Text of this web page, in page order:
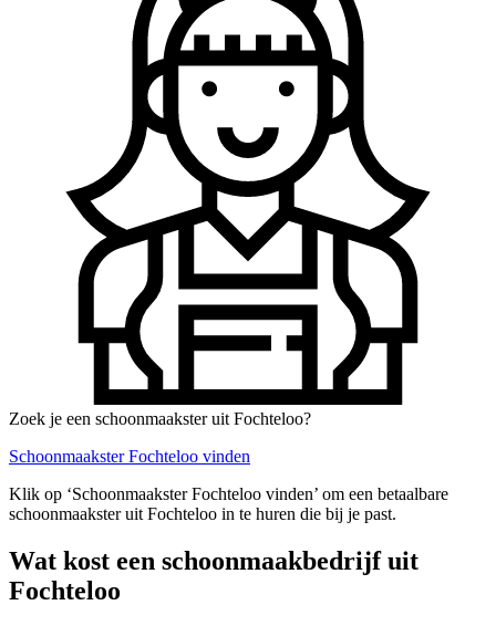
Zoek je een schoonmaakster uit Fochteloo?
Schoonmaakster Fochteloo vinden
Klik op ‘Schoonmaakster Fochteloo vinden’ om een betaalbare
schoonmaakster uit Fochteloo in te huren die bij je past.
Wat kost een schoonmaakbedrijf uit
Fochteloo